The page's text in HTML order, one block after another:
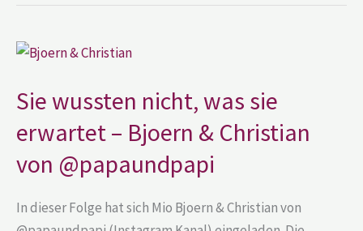
Sie wussten nicht, was sie
erwartet – Bjoern & Christian
von @papaundpapi
In dieser Folge hat sich Mio Bjoern & Christian von
Sie
wussten
sie
erwartet
–
Bjoern
&
Christian
@papaundpapi